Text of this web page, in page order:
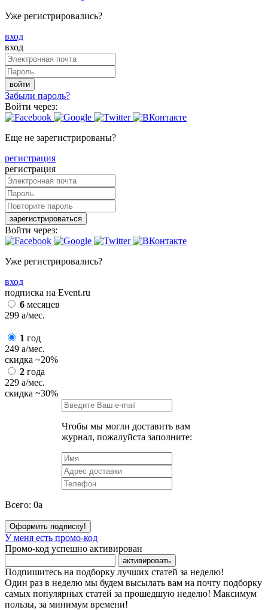
Уже регистрировались?
вход
вход
войти
Забыли пароль?
Войти через:
Еще не зарегистрированы?
регистрация
регистрация
зарегистрироваться
Войти через:
Уже регистрировались?
вход
подписка на Event.ru
6 месяцев
299 a/мес.
1 год
249 a/мес.
скидка ~20%
2 года
229 a/мес.
скидка ~30%
Чтобы мы могли доставить вам
журнал, пожалуйста заполните:
Всего: 0a
Оформить подписку!
У меня есть промо-код
Промо-код успешно активирован
активировать
Подпишитесь на подборку лучших статей за неделю!
Один раз в неделю мы будем высылать вам на почту подборку
самых популярных статей за прошедшую неделю! Максимум
пользы, за минимум времени!